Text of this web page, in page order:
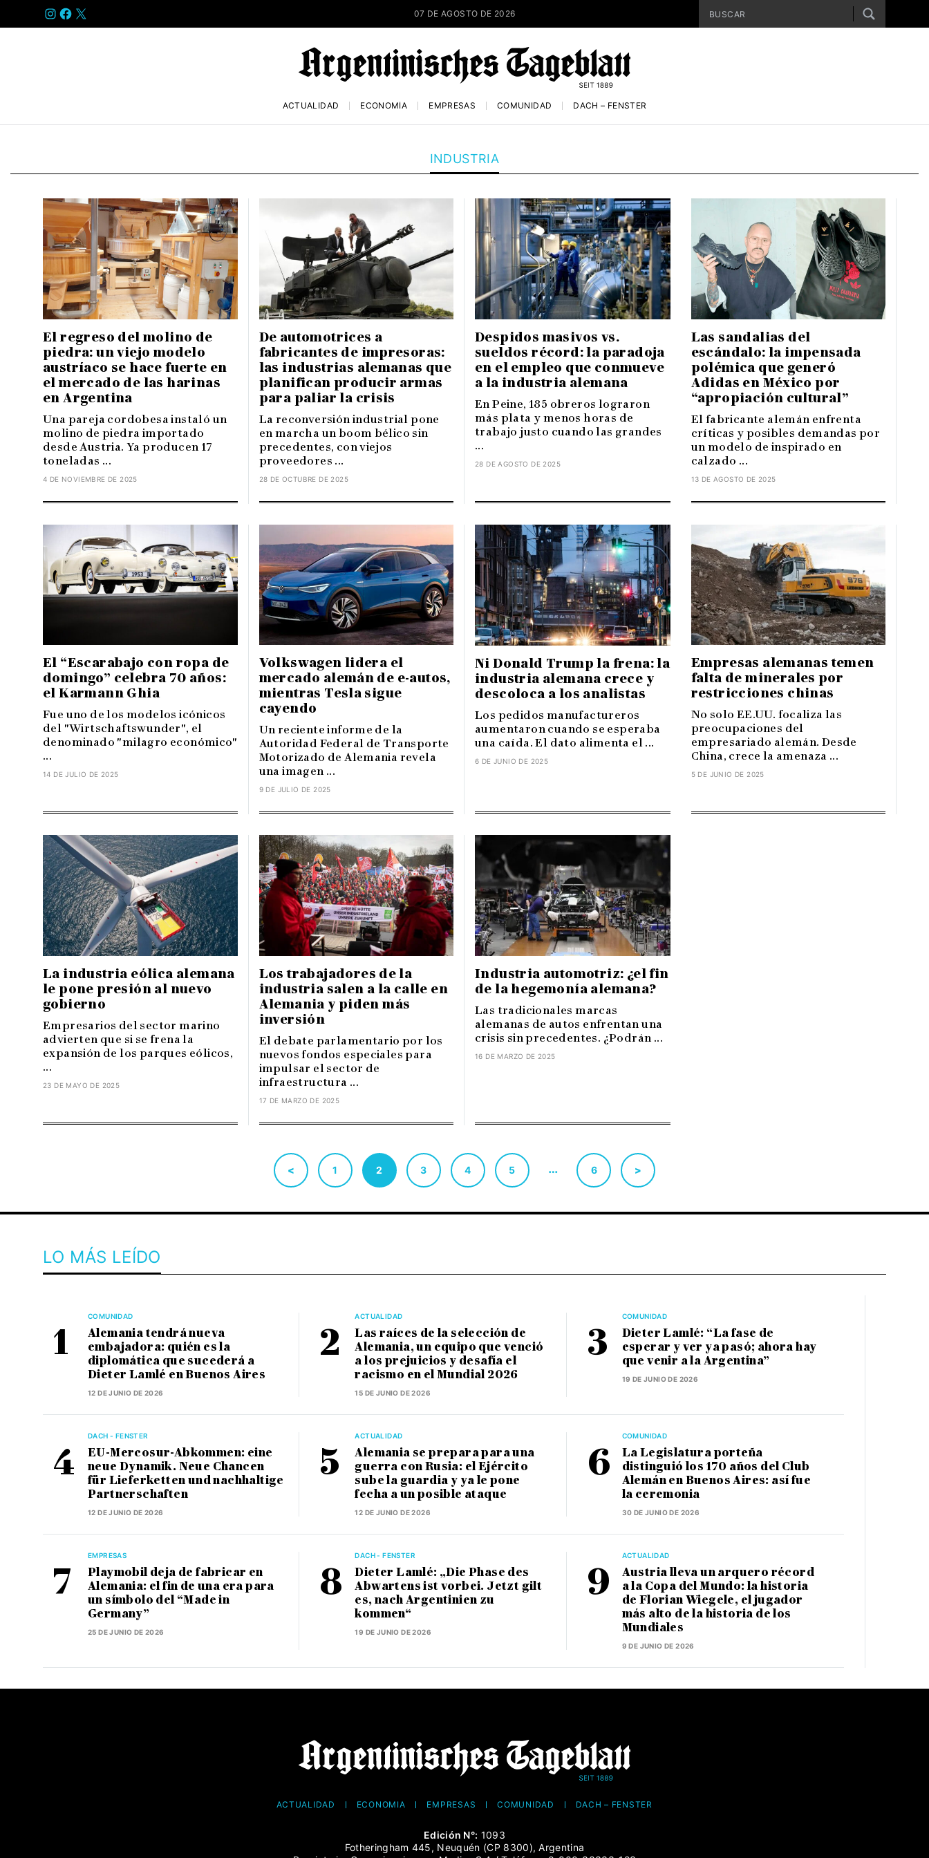
INSTAGRAM
FACEBOOK
X 07 DE AGOSTO DE 2026
ACTUALIDAD ECONOMÍA EMPRESAS COMUNIDAD DACH – FENSTER
INDUSTRIA
El regreso del molino de
piedra: un viejo modelo
austríaco se hace fuerte en
el mercado de las harinas
en Argentina
Una pareja cordobesa instaló un
molino de piedra importado
desde Austria. Ya producen 17
toneladas ...
4 DE NOVIEMBRE DE 2025
De automotrices a
fabricantes de impresoras:
las industrias alemanas que
planifican producir armas
para paliar la crisis
La reconversión industrial pone
en marcha un boom bélico sin
precedentes, con viejos
proveedores ...
28 DE OCTUBRE DE 2025
Despidos masivos vs.
sueldos récord: la paradoja
en el empleo que conmueve
a la industria alemana
En Peine, 185 obreros lograron
más plata y menos horas de
trabajo justo cuando las grandes
...
28 DE AGOSTO DE 2025
Las sandalias del
escándalo: la impensada
polémica que generó
Adidas en México por
“apropiación cultural”
El fabricante alemán enfrenta
críticas y posibles demandas por
un modelo de inspirado en
calzado ...
13 DE AGOSTO DE 2025
El “Escarabajo con ropa de
domingo” celebra 70 años:
el Karmann Ghia
Fue uno de los modelos icónicos
del "Wirtschaftswunder", el
denominado "milagro económico"
...
14 DE JULIO DE 2025
Volkswagen lidera el
mercado alemán de e-autos,
mientras Tesla sigue
cayendo
Un reciente informe de la
Autoridad Federal de Transporte
Motorizado de Alemania revela
una imagen ...
9 DE JULIO DE 2025
Ni Donald Trump la frena: la
industria alemana crece y
descoloca a los analistas
Los pedidos manufactureros
aumentaron cuando se esperaba
una caída. El dato alimenta el ...
6 DE JUNIO DE 2025
Empresas alemanas temen
falta de minerales por
restricciones chinas
No solo EE.UU. focaliza las
preocupaciones del
empresariado alemán. Desde
China, crece la amenaza ...
5 DE JUNIO DE 2025
La industria eólica alemana
le pone presión al nuevo
gobierno
Empresarios del sector marino
advierten que si se frena la
expansión de los parques eólicos,
...
23 DE MAYO DE 2025
Los trabajadores de la
industria salen a la calle en
Alemania y piden más
inversión
El debate parlamentario por los
nuevos fondos especiales para
impulsar el sector de
infraestructura ...
17 DE MARZO DE 2025
Industria automotriz: ¿el fin
de la hegemonía alemana?
Las tradicionales marcas
alemanas de autos enfrentan una
crisis sin precedentes. ¿Podrán ...
16 DE MARZO DE 2025
< 1 2 3 4 5 … 6 >
LO MÁS LEÍDO
COMUNIDAD
Alemania tendrá nueva
embajadora: quién es la
diplomática que sucederá a
Dieter Lamlé en Buenos Aires
12 DE JUNIO DE 2026
ACTUALIDAD
Las raíces de la selección de
Alemania, un equipo que venció
a los prejuicios y desafía el
racismo en el Mundial 2026
15 DE JUNIO DE 2026
COMUNIDAD
Dieter Lamlé: “La fase de
esperar y ver ya pasó; ahora hay
que venir a la Argentina”
19 DE JUNIO DE 2026
DACH - FENSTER
EU-Mercosur-Abkommen: eine
neue Dynamik. Neue Chancen
für Lieferketten und nachhaltige
Partnerschaften
12 DE JUNIO DE 2026
ACTUALIDAD
Alemania se prepara para una
guerra con Rusia: el Ejército
sube la guardia y ya le pone
fecha a un posible ataque
12 DE JUNIO DE 2026
COMUNIDAD
La Legislatura porteña
distinguió los 170 años del Club
Alemán en Buenos Aires: así fue
la ceremonia
30 DE JUNIO DE 2026
EMPRESAS
Playmobil deja de fabricar en
Alemania: el fin de una era para
un símbolo del “Made in
Germany”
25 DE JUNIO DE 2026
DACH - FENSTER
Dieter Lamlé: „Die Phase des
Abwartens ist vorbei. Jetzt gilt
es, nach Argentinien zu
kommen“
19 DE JUNIO DE 2026
ACTUALIDAD
Austria lleva un arquero récord
a la Copa del Mundo: la historia
de Florian Wiegele, el jugador
más alto de la historia de los
Mundiales
9 DE JUNIO DE 2026
ACTUALIDAD ECONOMÍA EMPRESAS COMUNIDAD DACH – FENSTER
Edición N°: 1093
Fotheringham 445, Neuquén (CP 8300), Argentina